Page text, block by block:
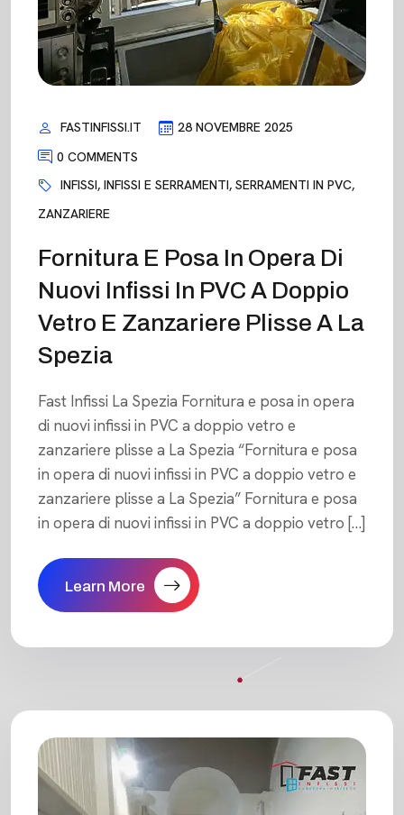
FASTINFISSI.IT
28 NOVEMBRE 2025
0 COMMENTS
INFISSI, INFISSI E SERRAMENTI, SERRAMENTI IN PVC,
ZANZARIERE
Fornitura E Posa In Opera Di
Nuovi Infissi In PVC A Doppio
Vetro E Zanzariere Plisse A La
Spezia
Fast Infissi La Spezia Fornitura e posa in opera
di nuovi infissi in PVC a doppio vetro e
zanzariere plisse a La Spezia “Fornitura e posa
in opera di nuovi infissi in PVC a doppio vetro e
zanzariere plisse a La Spezia” Fornitura e posa
in opera di nuovi infissi in PVC a doppio vetro […]
Learn More